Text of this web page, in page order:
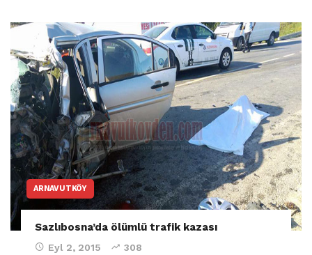
ARNAVUTKÖY
Sazlıbosna’da ölümlü trafik kazası
Eyl 2, 2015 308